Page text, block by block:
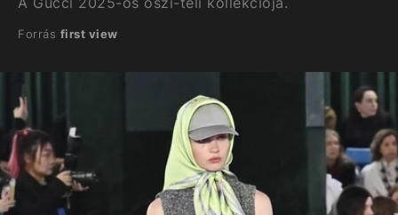
Forrás first view